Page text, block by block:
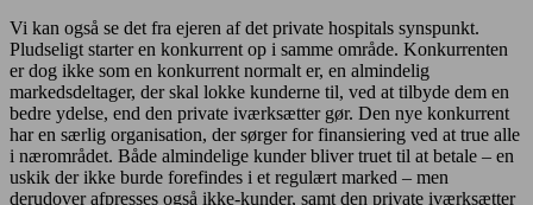
Vi kan også se det fra ejeren af det private hospitals synspunkt.
Pludseligt starter en konkurrent op i samme område. Konkurrenten
er dog ikke som en konkurrent normalt er, en almindelig
markedsdeltager, der skal lokke kunderne til, ved at tilbyde dem en
bedre ydelse, end den private iværksætter gør. Den nye konkurrent
har en særlig organisation, der sørger for finansiering ved at true alle
i nærområdet. Både almindelige kunder bliver truet til at betale – en
uskik der ikke burde forefindes i et regulært marked – men
derudover afpresses også ikke-kunder, samt den private iværksætter